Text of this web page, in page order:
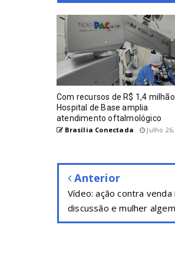
Com recursos de R$ 1,4
Hospital de Base amplia
atendimento oftalmológico
Brasília Conectada Julho
Anterior
Vídeo: ação contra
discussão e mulher